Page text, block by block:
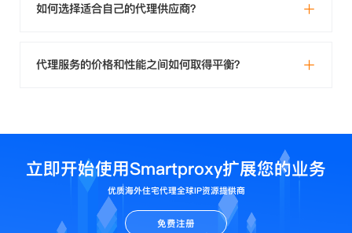
如何选择适合自己的代理供应商？
代理服务的价格和性能之间如何取得平衡？
立即开始使用Smartproxy扩展您的业务
优质海外住宅代理全球IP资源提供商
免费注册